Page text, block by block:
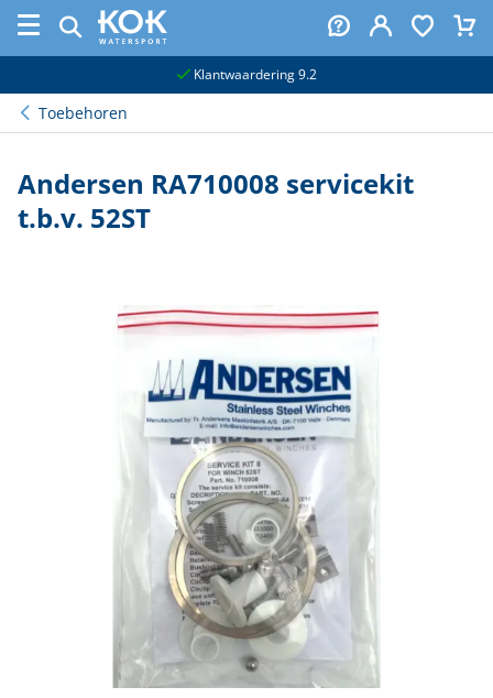
Klantwaardering 9.2
Toebehoren
Andersen RA710008 servicekit
t.b.v. 52ST